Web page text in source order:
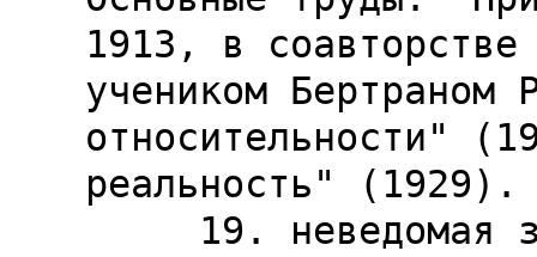
1913, в соавторстве
учеником Бертраном
относительности"
реальность" (1929).